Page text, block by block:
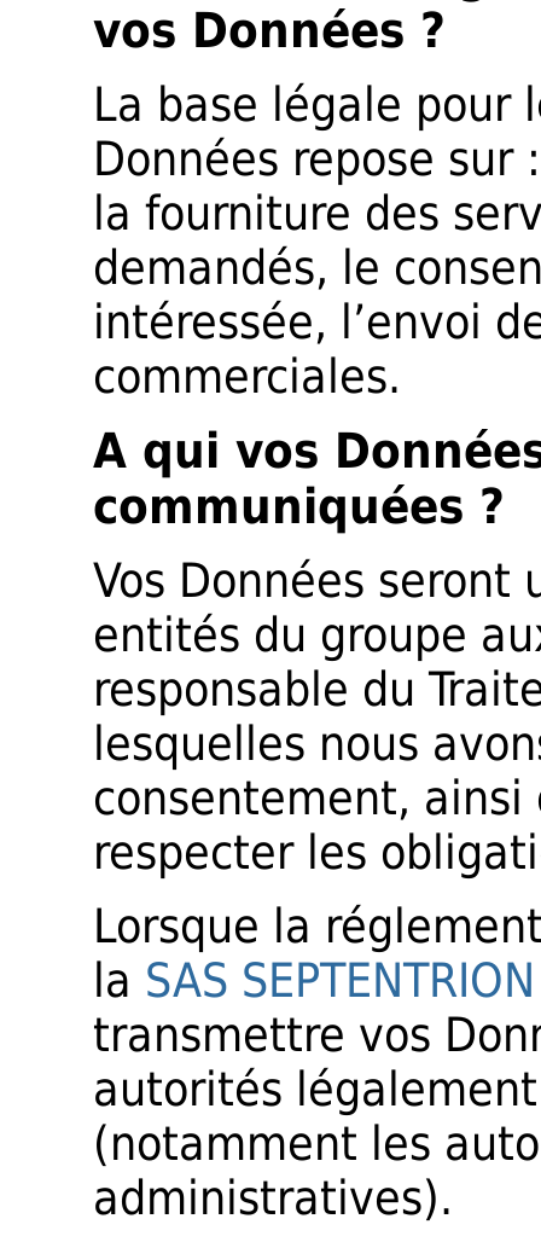
vos Données ?
La base légale pour
Données repose
la fourniture des
demandés, le
intéressée, l’envoi
commerciales.
A qui vos
communiquées ?
Vos Données
entités du groupe
responsable du
lesquelles nous
consentement,
respecter les
Lorsque la
la SAS SEPTENTRION
transmettre vos
autorités
(notamment les
administratives).